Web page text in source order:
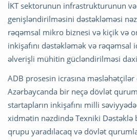
İKT sektorunun infrastrukturunun
genişləndirilməsini dəstəkləməsi
rəqəmsal mikro biznesi və kiçik və
inkişafını dəstəkləmək və rəqəmsal
əlverişli mühitin gücləndirilməsi
ADB prosesin icrasına məsləhətçilər
Azərbaycanda bir neçə dövlət
startapların inkişafını milli
xidmətin nəzdində Texniki Dəstəklə
qrupu yaradılacaq və dövlət